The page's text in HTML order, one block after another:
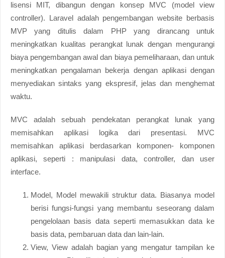
lisensi MIT, dibangun dengan konsep MVC (model view
controller). Laravel adalah pengembangan website berbasis
MVP yang ditulis dalam PHP yang dirancang untuk
meningkatkan kualitas perangkat lunak dengan mengurangi
biaya pengembangan awal dan biaya pemeliharaan, dan untuk
meningkatkan pengalaman bekerja dengan aplikasi dengan
menyediakan sintaks yang ekspresif, jelas dan menghemat
waktu.
MVC adalah sebuah pendekatan perangkat lunak yang
memisahkan aplikasi logika dari presentasi. MVC
memisahkan aplikasi berdasarkan komponen- komponen
aplikasi, seperti : manipulasi data, controller, dan user
interface.
Model, Model mewakili struktur data. Biasanya model
berisi fungsi-fungsi yang membantu seseorang dalam
pengelolaan basis data seperti memasukkan data ke
basis data, pembaruan data dan lain-lain.
View, View adalah bagian yang mengatur tampilan ke